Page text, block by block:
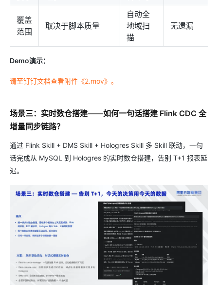
覆盖
范围
取决于脚本质量
自动全
地域扫
描
无遗漏
Demo演示：
请至钉钉文档查看附件《2.mov》。
场景三：实时数仓搭建——如何一句话搭建 Flink CDC 全
增量同步链路？
通过 Flink Skill + DMS Skill + Hologres Skill 多 Skill 联动，一句
话完成从 MySQL 到 Hologres 的实时数仓搭建，告别 T+1 报表延
迟。